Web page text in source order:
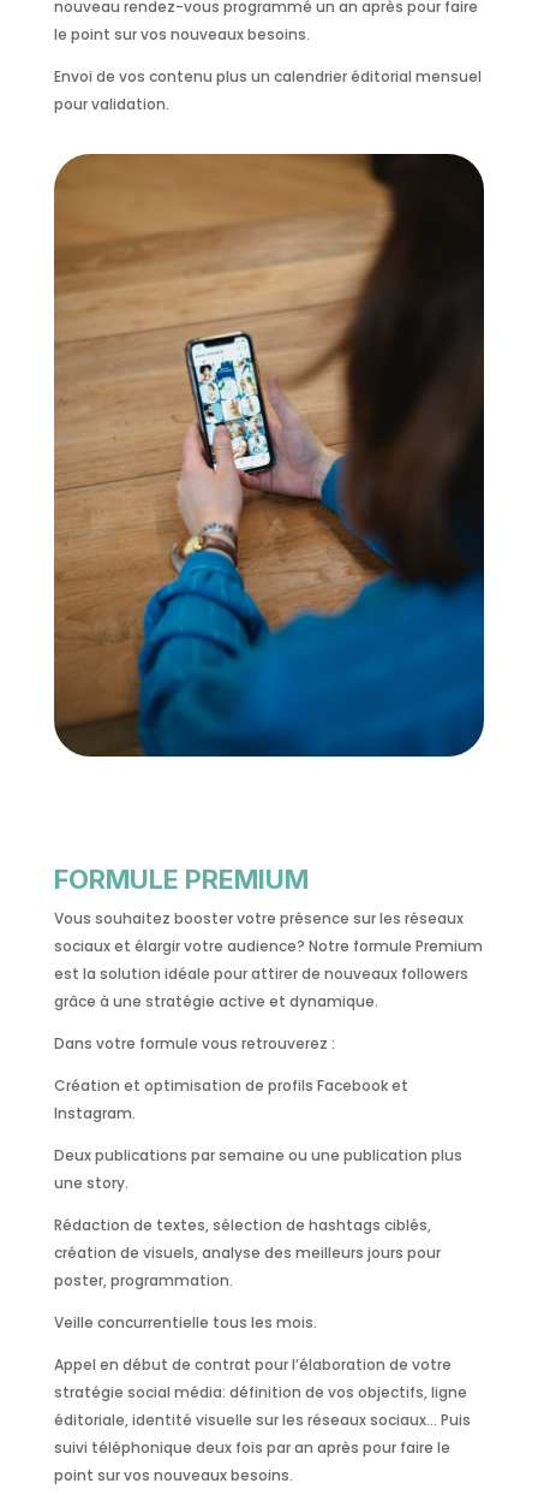
nouveau rendez-vous programmé un an après pour faire
le point sur vos nouveaux besoins.
Envoi de vos contenu plus un calendrier éditorial mensuel
pour validation.
FORMULE PREMIUM
Vous souhaitez booster votre présence sur les réseaux
sociaux et élargir votre audience? Notre formule Premium
est la solution idéale pour attirer de nouveaux followers
grâce à une stratégie active et dynamique.
Dans votre formule vous retrouverez :
Création et optimisation de profils Facebook et
Instagram.
Deux publications par semaine ou une publication plus
une story.
Rédaction de textes, sélection de hashtags ciblés,
création de visuels, analyse des meilleurs jours pour
poster, programmation.
Veille concurrentielle tous les mois.
Appel en début de contrat pour l’élaboration de votre
stratégie social média: définition de vos objectifs, ligne
éditoriale, identité visuelle sur les réseaux sociaux… Puis
suivi téléphonique deux fois par an après pour faire le
point sur vos nouveaux besoins.